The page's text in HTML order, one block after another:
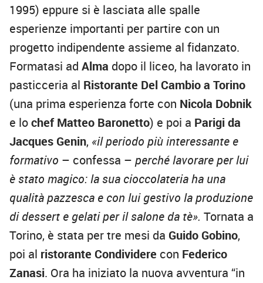
1995) eppure si è lasciata alle spalle
esperienze importanti per partire con un
progetto indipendente assieme al fidanzato.
Formatasi ad Alma dopo il liceo, ha lavorato in
pasticceria al Ristorante Del Cambio a Torino
(una prima esperienza forte con Nicola Dobnik
e lochef Matteo Baronetto) e poi a Parigi da
Jacques Genin, «il periodo più interessante e
formativo – confessa – perché lavorare per lui
è stato magico: la sua cioccolateria ha una
qualità pazzesca e con lui gestivo la produzione
di dessert e gelati per il salone da tè». Tornata a
Torino, è stata per tre mesi da Guido Gobino,
poi al ristorante Condividere con Federico
Zanasi. Ora ha iniziato la nuova avventura “in